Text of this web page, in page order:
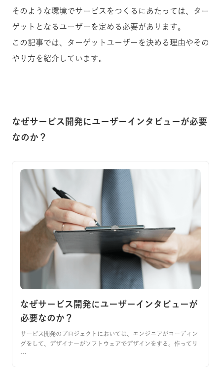
そのような環境でサービスをつくるにあたっては、ター
ゲットとなるユーザーを定める必要があります。
この記事では、ターゲットユーザーを決める理由やその
やり方を紹介しています。
なぜサービス開発にユーザーインタビューが必要
なのか？
なぜサービス開発にユーザーインタビューが
必要なのか？
サービス開発のプロジェクトにおいては、エンジニアがコーディン
グをして、デザイナーがソフトウェアでデザインをする。作ってリ
…